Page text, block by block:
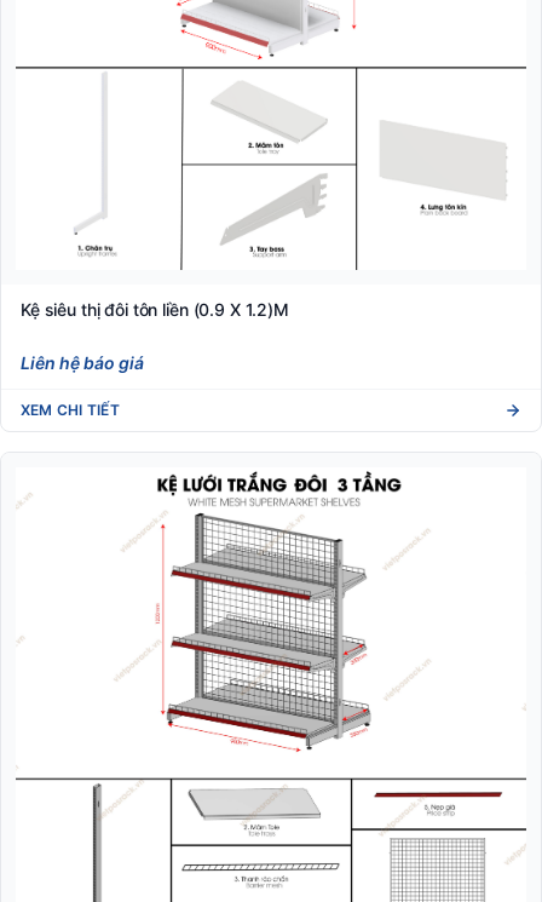
Kệ siêu thị đôi tôn liền (0.9 X 1.2)M
Liên hệ báo giá
XEM CHI TIẾT